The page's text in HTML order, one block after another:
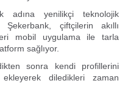
adına yenilikçi teknolojik
çiftçilerin akıllı
mobil uygulama ile tarla
sağlıyor.
sonra kendi profillerini
diledikleri zaman